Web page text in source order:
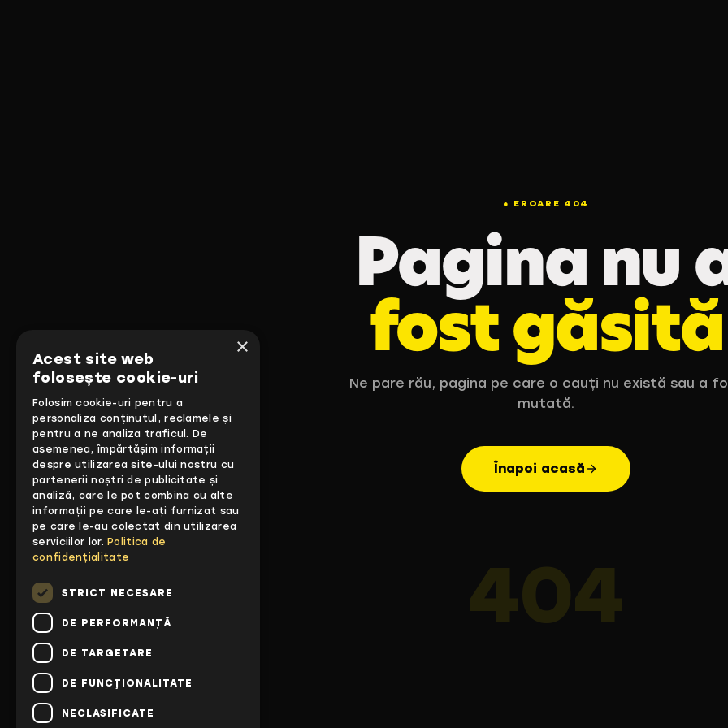
● EROARE 404
Pagina nu
fost găsită
Ne pare rău, pagina pe care o cauți nu există sau a
mutată.
Înapoi acasă
404
×
Acest site web
folosește cookie-uri
Folosim cookie-uri pentru a
personaliza conținutul, reclamele și
pentru a ne analiza traficul. De
asemenea, împărtășim informații
despre utilizarea site-ului nostru cu
partenerii noștri de publicitate și
analiză, care le pot combina cu alte
informații pe care le-ați furnizat sau
pe care le-au colectat din utilizarea
serviciilor lor. Politica de
confidențialitate
STRICT NECESARE
DE PERFORMANȚĂ
DE TARGETARE
DE FUNCŢIONALITATE
NECLASIFICATE